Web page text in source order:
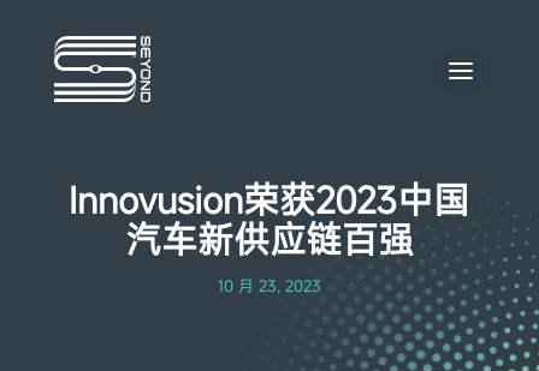
Innovusion荣获2023中国
汽车新供应链百强
10 月 23, 2023